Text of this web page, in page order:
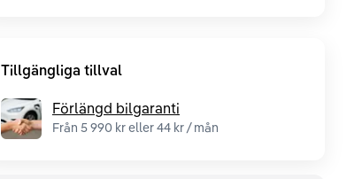
Tillgängliga tillval
Förlängd bilgaranti
Från 5 990 kr eller 44 kr / mån